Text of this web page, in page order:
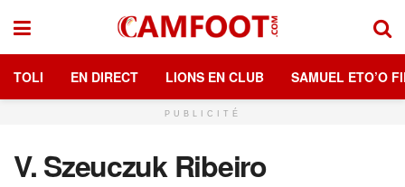
TOLI EN DIRECT LIONS EN CLUB SAMUEL ETO’O
PUBLICITÉ
V. Szeuczuk Ribeiro